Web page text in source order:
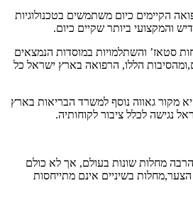
הקיימים כיום משתמשים בטכנולוגיות
והמקצועי ביותר שקיים כיום.
סטאז’ והשתלמויות במוסדות הנמצאים
הללו, הרפואה בארץ ישראל כל
מקור גאווה נוסף למשרד הבריאות בארץ
נגישה לכלל ציבור לקוחותיה.
הרבה מחלות שונות בעולם, אך לא כולם
בשיניים אינם מתייחסות